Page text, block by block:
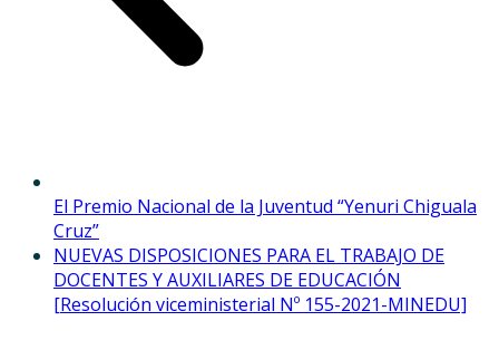
El Premio Nacional de la Juventud “Yenuri Chiguala
Cruz”
NUEVAS DISPOSICIONES PARA EL TRABAJO DE
DOCENTES Y AUXILIARES DE EDUCACIÓN
[Resolución viceministerial Nº 155-2021-MINEDU]